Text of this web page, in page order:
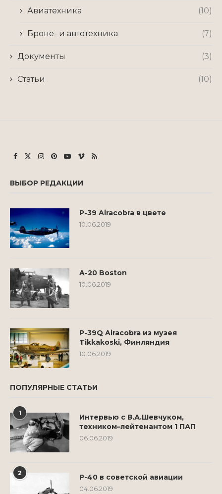
Авиатехника (10)
Броне- и автотехника (7)
Документы (3)
Статьи (10)
ВЫБОР РЕДАКЦИИ
P-39 Airacobra в цвете
10.06.2019
A-20 Boston
10.06.2019
P-39Q Airacobra из музея
Tikkakoski, Финляндия
10.06.2019
ПОПУЛЯРНЫЕ СТАТЬИ
1
Интервью с В.А.Шевчуком,
техником–лейтенантом 1 ПАП
06.06.2019
2 Р-40 в советской авиации
04.06.2019